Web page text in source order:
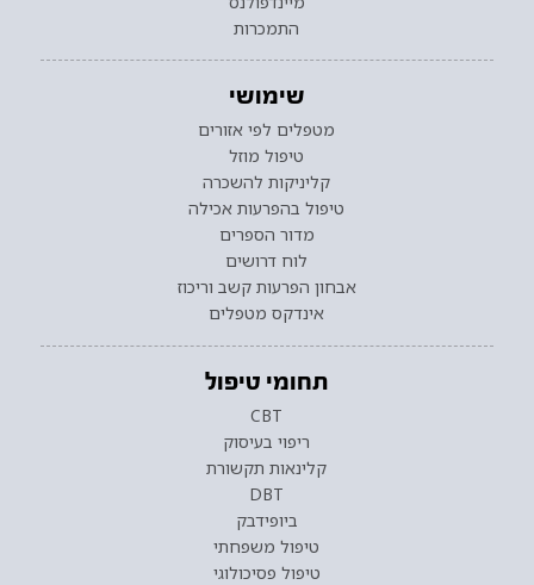
התמכרות
שימושי
מטפלים לפי אזורים
טיפול מוזל
קליניקות להשכרה
טיפול בהפרעות אכילה
מדור הספרים
לוח דרושים
אבחון הפרעות קשב וריכוז
אינדקס מטפלים
תחומי טיפול
CBT
ריפוי בעיסוק
קלינאות תקשורת
DBT
ביופידבק
טיפול משפחתי
טיפול פסיכולוגי